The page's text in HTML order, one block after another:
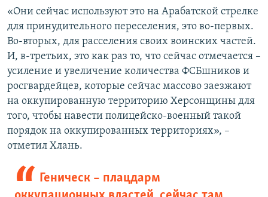
«Они сейчас используют это на Арабатской стрелке
для принудительного переселения, это во-первых.
Во-вторых, для расселения своих воинских частей.
И, в-третьих, это как раз то, что сейчас отмечается –
усиление и увеличение количества ФСБшников и
росгвардейцев, которые сейчас массово заезжают
на оккупированную территорию Херсонщины для
того, чтобы навести полицейско-военный такой
порядок на оккупированных территориях», –
отметил Хлань.
Геническ – плацдарм